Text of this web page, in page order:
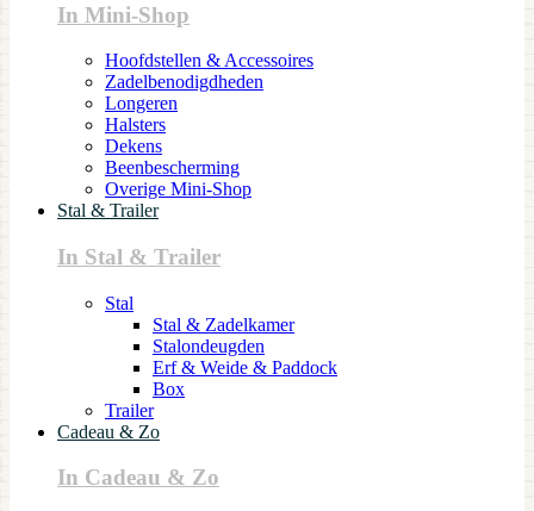
In Mini-Shop
Hoofdstellen & Accessoires
Zadelbenodigdheden
Longeren
Halsters
Dekens
Beenbescherming
Overige Mini-Shop
Stal & Trailer
In Stal & Trailer
Stal
Stal & Zadelkamer
Stalondeugden
Erf & Weide & Paddock
Box
Trailer
Cadeau & Zo
In Cadeau & Zo